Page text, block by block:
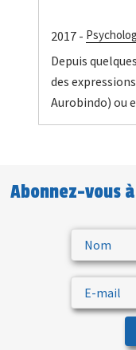
2017 -
Depuis
des
Aurobindo) ou
Abonnez-vous